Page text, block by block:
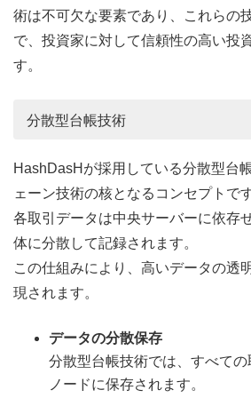
術は不可欠な要素であり、これらの
で、投資家に対して信頼性の高い投
す。
分散型台帳技術
HashDasHが採用している分散型台
ェーン技術の核となるコンセプトです
各取引データは中央サーバーに依存
体に分散して記録されます。
この仕組みにより、高いデータの透
現されます。
データの分散保存
分散型台帳技術では、すべて
ノードに保存されます。